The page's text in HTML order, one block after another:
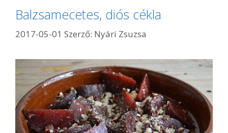
Balzsamecetes, diós cékla
2017-05-01 Szerző: Nyári Zsuzsa